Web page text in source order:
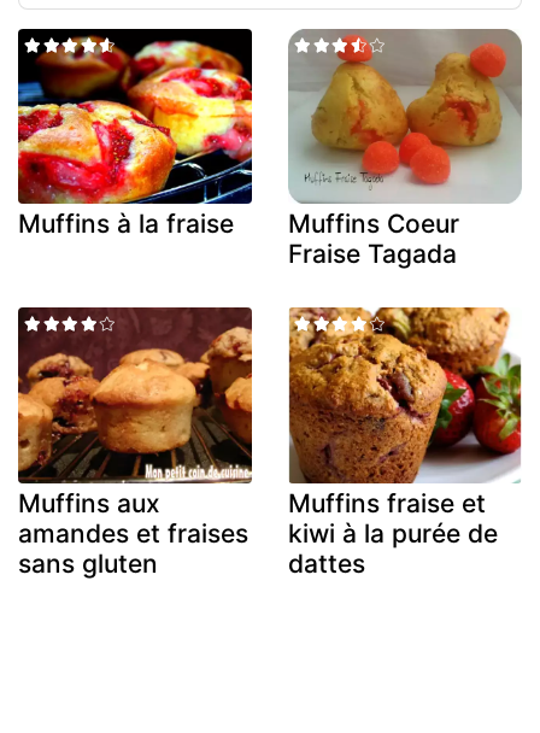
Muffins à la fraise
Muffins Coeur
Fraise Tagada
Muffins aux
amandes et fraises
sans gluten
Muffins fraise et
kiwi à la purée de
dattes